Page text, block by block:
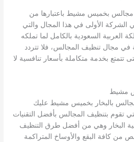
بخميس مشيط باعتبارها من
الشركة الأولى في هذا المجال والتي
العربية السعودية بالكامل لما تملكه
في مجال تنظيف المجالس، فلا تتردد
بخدمة متكاملة بأسعار تنافسية لا
مشيط
بالبخار بخميس مشيط عليك
تقوم بتنظيف المجالس بأفضل التقنيات
البخار وهي من أفضل طرق التنظيف
من كافة البقع والأوساخ المتراكمة